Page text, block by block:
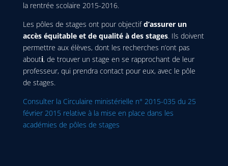
la rentrée scolaire 2015-2016.
Les pôles de stages ont pour objectifd’assurer un
accès équitable et de qualité à des stages. Ils doivent
permettre aux élèves, dont les recherches n’ont pas
abouti, de trouver un stage en se rapprochant de leur
professeur, qui prendra contact pour eux, avec le pôle
de stages.
Consulter la Circulaire ministérielle n° 2015-035 du 25
février 2015 relative à la mise en place dans les
académies de pôles de stages